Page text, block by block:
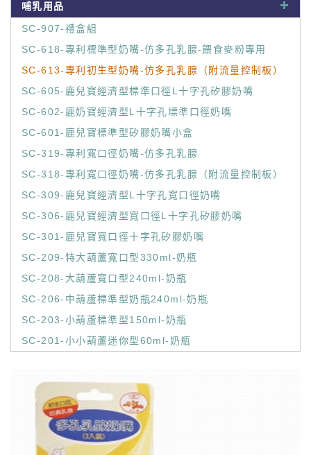
哺乳用品
SC-907-禮盒組
SC-618-專利標準型奶嘴-仿多孔乳腺-餵食麥粉專用
SC-613-專利初生型奶嘴-仿多孔乳腺（附流量控制板）
SC-605-鹿兒寶經濟型標準口徑L十字孔矽膠奶嘴
SC-602-鹿奶寶經濟型L十字孔墂準口徑奶嘴
SC-601-鹿兒寶標準型矽膠奶嘴小盒
SC-319-專利寬口徑奶嘴-仿多孔乳腺
SC-318-專利寬口徑奶嘴-仿多孔乳腺（附流量控制板）
SC-309-鹿兒寶經濟型L十字孔寬口徑奶嘴
SC-306-鹿兒寶經濟型寬口徑L十字孔矽膠奶嘴
SC-301-鹿兒寶寬口徑十字孔矽膠奶嘴
SC-209-特大葫蘆寬口型330ml-奶瓶
SC-208-大葫蘆寬口型240ml-奶瓶
SC-206-中葫蘆標準型奶瓶240ml-奶瓶
SC-203-小葫蘆標準型150ml-奶瓶
SC-201-小小葫蘆迷你型60ml-奶瓶